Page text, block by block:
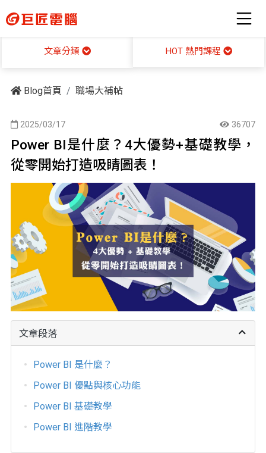
文章分類 HOT 熱門課程
Blog首頁 職場大補帖
2025/03/17 36707
Power BI是什麼？4大優勢+基礎教學，
從零開始打造吸睛圖表！
文章段落
Power BI 是什麼？
Power BI 優點與核心功能
Power BI 基礎教學
Power BI 進階教學